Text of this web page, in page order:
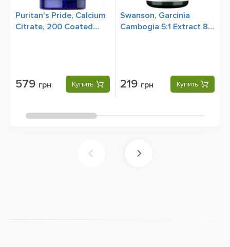
Puritan's Pride, Calcium
Citrate, 200 Coated
579 грн Купить
Swanson, Garcinia
Cambogia 5:1 Extract 80
219 грн Купить